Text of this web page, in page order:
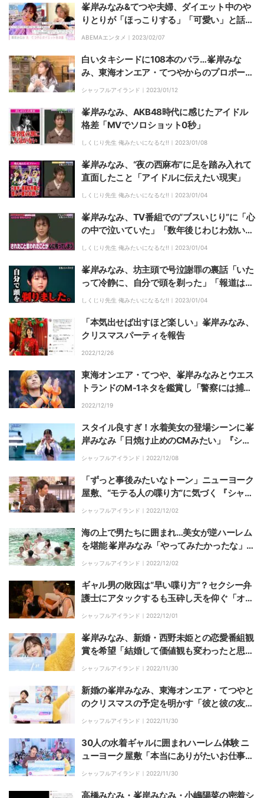
ァン絶賛
峯岸みなみ&てつや夫婦、ダイエット中のや
りとりが「ほっこりする」「可愛い」と話題
に
ABEMAエンタメ｜ 2023/02/07
白いタキシードに108本のバラ…峯岸みな
み、東海オンエア・てつやからのプロポーズ
は「絵に描いたようなサプライズ」
シャッフルアイランド｜ 2023/01/12
峯岸みなみ、AKB48時代に感じたアイドル
格差「MVでソロショット0秒」
しくじり先生 俺みたいになるな!!｜ 2023/01/08
峯岸みなみ、“夜の西麻布”に足を踏み入れて
直面したこと「アイドルに伝えたい現実」
しくじり先生 俺みたいになるな!!｜ 2023/01/04
峯岸みなみ、TV番組での“ブスいじり”に「心
の中で泣いていた」「数年後じわじわ効いて
くる」
しくじり先生 俺みたいになるな!!｜ 2023/01/04
峯岸みなみ、坊主頭で号泣謝罪の裏話「いた
って冷静に、自分で頭を剃った」「報道は想
定外だった」
しくじり先生 俺みたいになるな!!｜ 2023/01/04
「本気出せば出すほど楽しい」峯岸みなみ、
クリスマスパーティを報告
2022/12/26
東海オンエア・てつや、峯岸みなみとウエス
トランドのM-1ネタを鑑賞し「警察には捕ま
らないようにしたい」
2022/12/19
スタイル良すぎ！水着美女の登場シーンに峯
岸みなみ「日焼け止めのCMみたい」『シャ
ッフルアイランド Season3』#2
シャッフルアイランド｜ 2022/12/08
「ずっと事後みたいなトーン」ニューヨーク
屋敷、“モテる人の喋り方”に気づく 『シャッ
フルアイランド Season3』#1
シャッフルアイランド｜ 2022/12/02
海の上で男たちに囲まれ…美女が逆ハーレム
を堪能 峯岸みなみ「やってみたかったな」と
ポツリ『シャッフルアイランド Season3』#
シャッフルアイランド｜ 2022/12/02
ギャル男の敗因は“早い喋り方”？セクシー弁
護士にアタックするも玉砕し天を仰ぐ「オ
ケ、オケ」 『シャッフルアイランド Season
シャッフルアイランド｜ 2022/12/01
峯岸みなみ、新婚・西野未姫との恋愛番組観
賞を希望「結婚して価値観も変わったと思う
ので確かめたい」
シャッフルアイランド｜ 2022/11/30
新婚の峯岸みなみ、東海オンエア・てつやと
のクリスマスの予定を明かす「彼と彼の友達
と集まって5000円以内でプレゼント交換」
シャッフルアイランド｜ 2022/11/30
30人の水着ギャルに囲まれハーレム体験 ニ
ューヨーク屋敷「本当にありがたいお仕事」
「これをプライベートでやろうと思ったら、
シャッフルアイランド｜ 2022/11/30
高橋みなみ・峯岸みなみ・小嶋陽菜の密着シ